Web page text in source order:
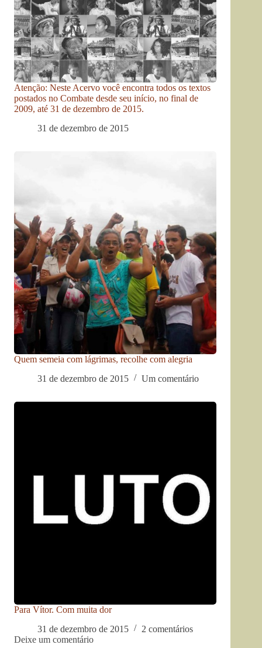
Atenção: Neste Acervo você encontra todos os textos
postados no Combate desde seu início, no final de
2009, até 31 de dezembro de 2015.
31 de dezembro de 2015
Quem semeia com lágrimas, recolhe com alegria
31 de dezembro de 2015
Um comentário
Para Vítor. Com muita dor
31 de dezembro de 2015
2 comentários
Deixe um comentário